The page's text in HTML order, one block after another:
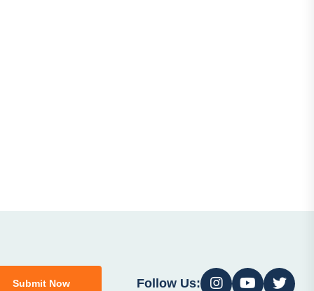
Submit Now Follow Us: